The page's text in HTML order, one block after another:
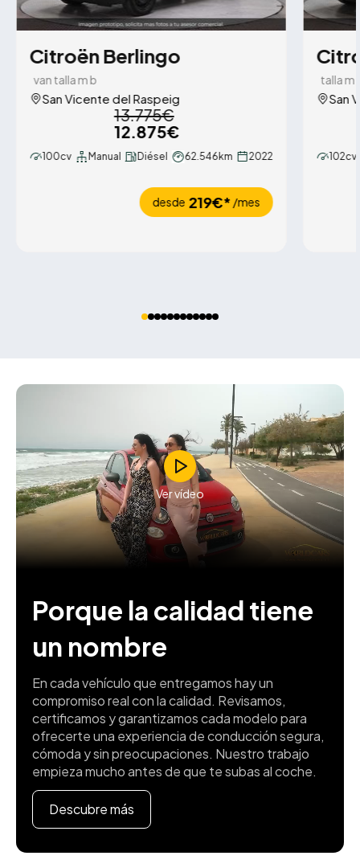
Citroën Berlingo
van talla m b
San Vicente del Raspeig
13.775€
12.875€
100cv Manual Diésel 62.546km 2022
desde 219€*/mes
talla m
San
102cv
Ver vídeo
Porque la calidad tiene
un nombre
En cada vehículo que entregamos hay un
compromiso real con la calidad. Revisamos,
certificamos y garantizamos cada modelo para
ofrecerte una experiencia de conducción segura,
cómoda y sin preocupaciones. Nuestro trabajo
empieza mucho antes de que te subas al coche.
Descubre más